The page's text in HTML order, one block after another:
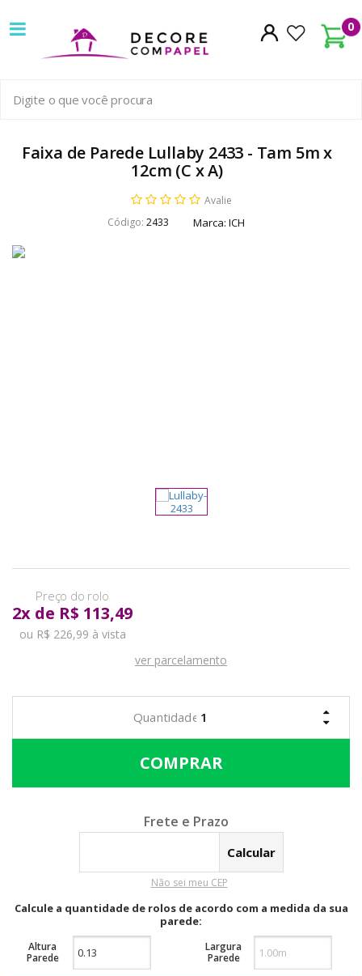
0
Decore
com
papel
pioneira
venda
Faixa de Parede Lullaby 2433 - Tam 5m x
12cm (C x A)
Avalie
Código: 2433 Marca: ICH
2x de R$ 113,49
ou R$ 226,99 à vista
ver parcelamento
Calcular o Frete
Não sei meu CEP
Calcule a quantidade de rolos de acordo com a medida da sua
parede:
Altura
Parede
Largura
Parede